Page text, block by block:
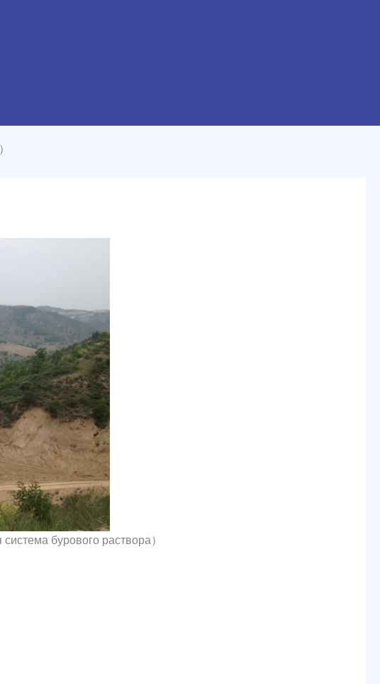
бурового раствора）